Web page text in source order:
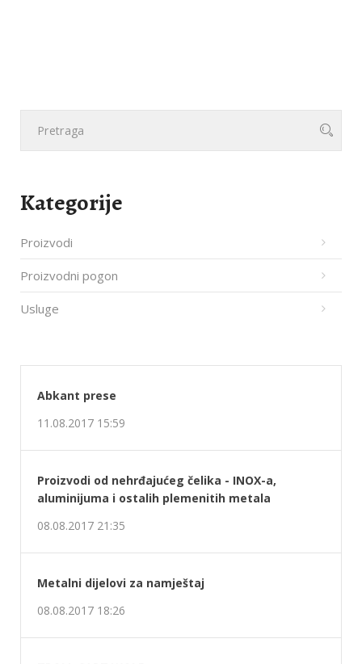
Kategorije
Proizvodi
Proizvodni pogon
Usluge
Abkant prese
11.08.2017 15:59
Proizvodi od nehrđajućeg čelika - INOX-a,
aluminijuma i ostalih plemenitih metala
08.08.2017 21:35
Metalni dijelovi za namještaj
08.08.2017 18:26